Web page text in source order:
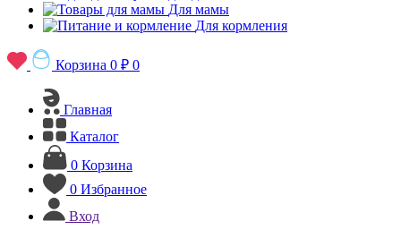
Для мамы
Для кормления
Корзина 0 ₽ 0
Главная
Каталог
0 Корзина
0 Избранное
Вход